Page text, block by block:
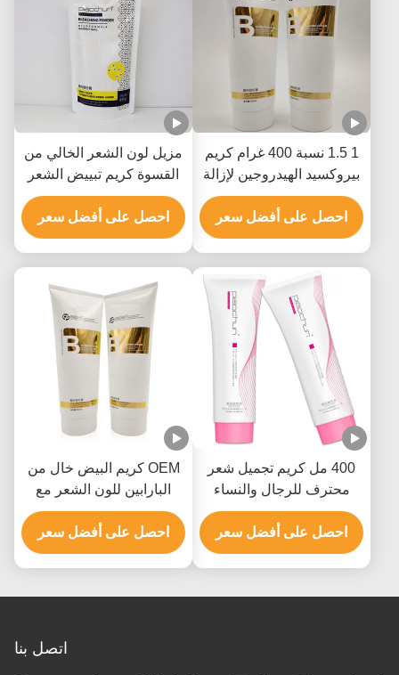
1 1.5 نسبة 400 غرام كريم
بيروكسيد الهيدروجين لإزالة
لون الشعر
احصل على أفضل سعر
مزيل لون الشعر الخالي من
القسوة كريم تبييض الشعر
للاستخدام في الصالون 9
مستويات
احصل على أفضل سعر
400 مل كريم تجميل شعر
محترف للرجال والنساء
حتى 9 مستويات
احصل على أفضل سعر
OEM كريم البيض خال من
البارابين للون الشعر مع
هيدروكسيد الأمونيوم
احصل على أفضل سعر
اتصل بنا